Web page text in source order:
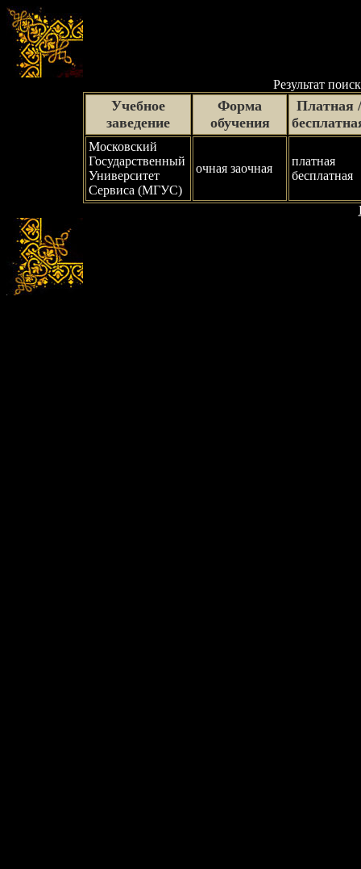
Результат
Учебное
заведение
Форма
обучения
Платная /
Московский
Государственный
Университет
Сервиса (МГУС)
очная заочная
платная
бесплатная